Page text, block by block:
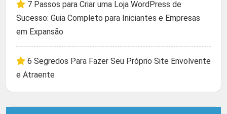
7 Passos para Criar uma Loja WordPress de
Sucesso: Guia Completo para Iniciantes e Empresas
em Expansão
6 Segredos Para Fazer Seu Próprio Site Envolvente
e Atraente